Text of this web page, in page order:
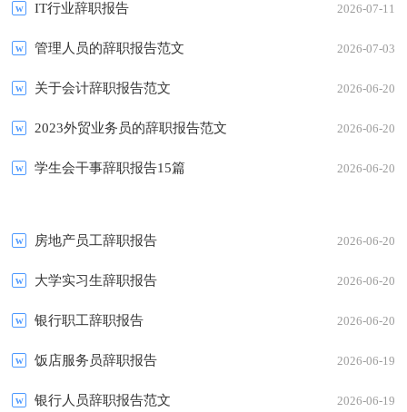
IT行业辞职报告 2026-07-11
管理人员的辞职报告范文 2026-07-03
关于会计辞职报告范文 2026-06-20
2023外贸业务员的辞职报告范文 2026-06-20
学生会干事辞职报告15篇 2026-06-20
房地产员工辞职报告 2026-06-20
大学实习生辞职报告 2026-06-20
银行职工辞职报告 2026-06-20
饭店服务员辞职报告 2026-06-19
银行人员辞职报告范文 2026-06-19